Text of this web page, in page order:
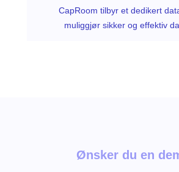
CapRoom tilbyr et dedikert
muliggjør sikker og effektiv
Ønsker du en